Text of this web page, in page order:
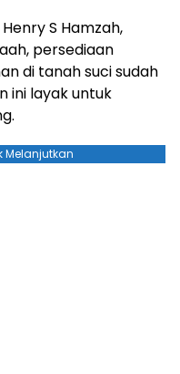
S Hamzah,
persediaan
di tanah suci sudah
ini layak untuk
Melanjutkan